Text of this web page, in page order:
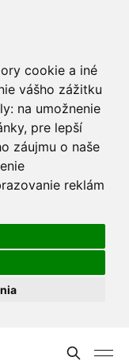
cookie a iné
vášho zážitku
na umožnenie
, pre lepší
záujmu o naše
reklám